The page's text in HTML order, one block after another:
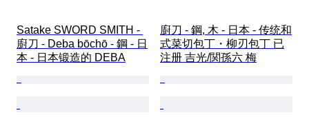
Satake SWORD SMITH -
廚刀 - Deba bōchō - 鋼 - 日
本 - 日本锻造的 DEBA
廚刀 - 鋼, 木 - 日本 - 传统和
式菜切包丁・柳刃包丁 已
注册 吉光/関孫六 梅